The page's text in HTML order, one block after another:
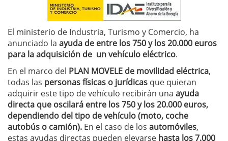
El ministerio de Industria, Turismo y Comercio, ha
anunciado la ayuda de entre los 750 y los 20.000 euros
para la adquisición de un vehículo eléctrico.
En el marco del PLAN MOVELE de movilidad eléctrica,
todas las personas físicas o jurídicas que quieran
adquirir este tipo de vehículo recibirán una ayuda
directa que oscilará entre los 750 y los 20.000 euros,
dependiendo del tipo de vehículo (moto, coche
autobús o camión). En el caso de los automóviles,
estas ayudas directas pueden elevarse hasta los 7.000